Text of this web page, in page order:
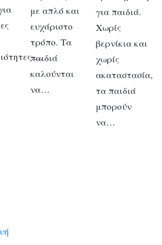
με απλό και
ευχάριστο
τρόπο. Τα
παιδιά
καλούνται
να…
για παιδιά.
Χωρίς
βερνίκια και
χωρίς
ακαταστασία,
τα παιδιά
μπορούν
να…